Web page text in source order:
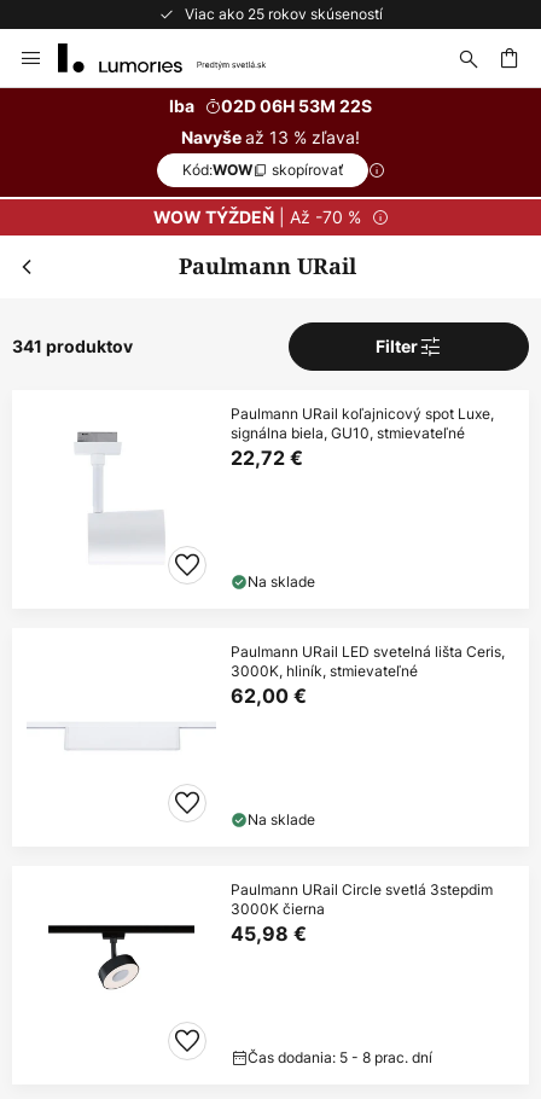
Bezplatné vrátenie do 50 dní
to
Iba
02D 06H 53M 20S
Navyšeaž 13 % zľava!
Kód:WOW skopírovať
WOW TÝŽDEŇ| Až -70 %
Paulmann URail
341 produktov Filter
Paulmann URail koľajnicový spot Luxe,
signálna biela, GU10, stmievateľné
22,72 €
Na sklade
Paulmann URail LED svetelná lišta Ceris,
3000K, hliník, stmievateľné
62,00 €
Na sklade
Paulmann URail Circle svetlá 3stepdim
3000K čierna
45,98 €
Čas dodania: 5 - 8 prac. dní